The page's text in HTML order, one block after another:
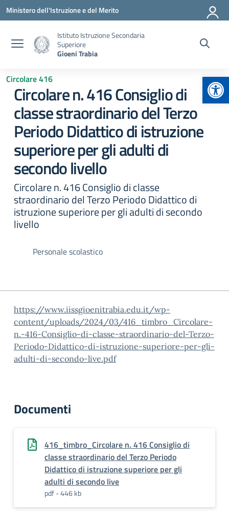
Vai ai contenuti
Vai al menu di navigazione
Vai al footer
Ministero dell'Istruzione e del Merito
Istituto Istruzione Secondaria
Superiore
Gioeni Trabia
Circolare 416
Circolare n. 416 Consiglio di
classe straordinario del Terzo
Periodo Didattico di istruzione
superiore per gli adulti di
secondo livello
Circolare n. 416 Consiglio di classe
straordinario del Terzo Periodo Didattico di
istruzione superiore per gli adulti di secondo
livello
Personale scolastico
https://www.iissgioenitrabia.edu.it/wp-
content/uploads/2024/03/416_timbro_Circolare-
n.-416-Consiglio-di-classe-straordinario-del-Terzo-
Periodo-Didattico-di-istruzione-superiore-per-gli-
adulti-di-secondo-live.pdf
Documenti
416_timbro_Circolare n. 416 Consiglio di
classe straordinario del Terzo Periodo
Didattico di istruzione superiore per gli
adulti di secondo live
pdf - 446 kb